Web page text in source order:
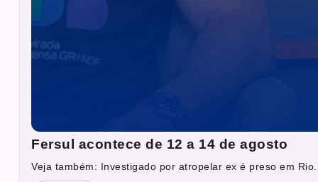
Fersul acontece de 12 a 14 de agosto
Veja também: Investigado por atropelar ex é preso em